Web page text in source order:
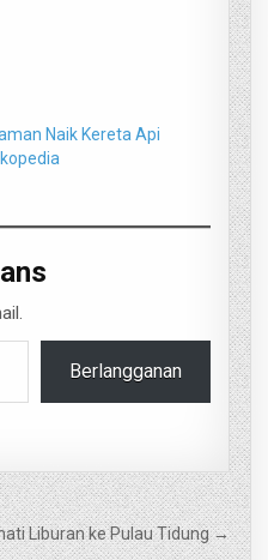
Naik Kereta Api
Berlangganan
Liburan ke Pulau Tidung →